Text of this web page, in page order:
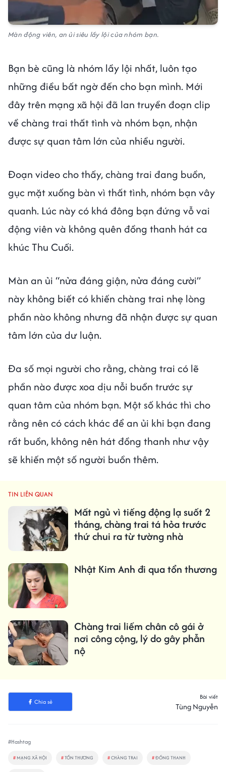
Màn động viên, an ủi siêu lầy lội của nhóm bạn.
Bạn bè cũng là nhóm lầy lội nhất, luôn tạo
những điều bất ngờ đến cho bạn mình. Mới
đây trên mạng xã hội đã lan truyền đoạn clip
về chàng trai thất tình và nhóm bạn, nhận
được sự quan tâm lớn của nhiều người.
Đoạn video cho thấy, chàng trai đang buồn,
gục mặt xuống bàn vì thất tình, nhóm bạn vây
quanh. Lúc này có khá đông bạn đứng vỗ vai
động viên và không quên đồng thanh hát ca
khúc Thu Cuối.
Màn an ủi “nửa đáng giận, nửa đáng cười”
này không biết có khiến chàng trai nhẹ lòng
phần nào không nhưng đã nhận được sự quan
tâm lớn của dư luận.
Đa số mọi người cho rằng, chàng trai có lẽ
phần nào được xoa dịu nỗi buồn trước sự
quan tâm của nhóm bạn. Một số khác thì cho
rằng nên có cách khác để an ủi khi bạn đang
rất buồn, không nên hát đồng thanh như vậy
sẽ khiến một số người buồn thêm.
TIN LIÊN QUAN
Mất ngủ vì tiếng động lạ suốt 2
tháng, chàng trai tá hỏa trước
thứ chui ra từ tường nhà
Nhật Kim Anh đi qua tổn thương
Chàng trai liếm chân cô gái ở
nơi công cộng, lý do gây phẫn
nộ
Chia sẻ
Bài viết
Tùng Nguyễn
#Hashtag
# MẠNG XÃ HỘI #TỔN THƯƠNG #CHÀNG TRAI #ĐỒNG THANH